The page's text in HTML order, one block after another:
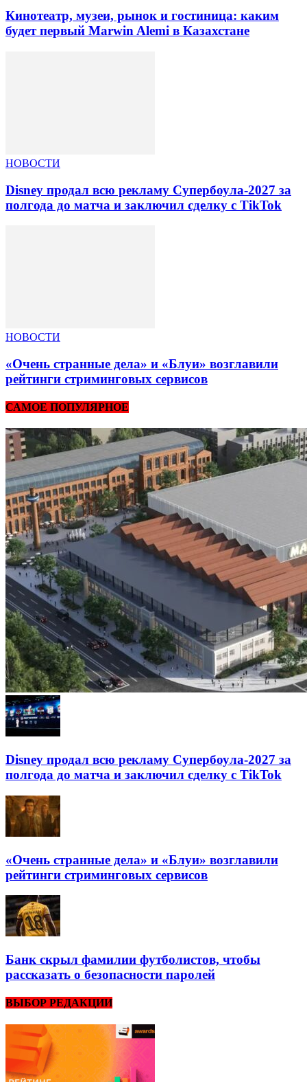
Кинотеатр, музеи, рынок и гостиница: каким
будет первый Marwin Alemi в Казахстане
НОВОСТИ
Disney продал всю рекламу Супербоула-2027 за
полгода до матча и заключил сделку с TikTok
НОВОСТИ
«Очень странные дела» и «Блуи» возглавили
рейтинги стриминговых сервисов
САМОЕ ПОПУЛЯРНОЕ
Disney продал всю рекламу Супербоула-2027 за
полгода до матча и заключил сделку с TikTok
«Очень странные дела» и «Блуи» возглавили
рейтинги стриминговых сервисов
Банк скрыл фамилии футболистов, чтобы
рассказать о безопасности паролей
ВЫБОР РЕДАКЦИИ